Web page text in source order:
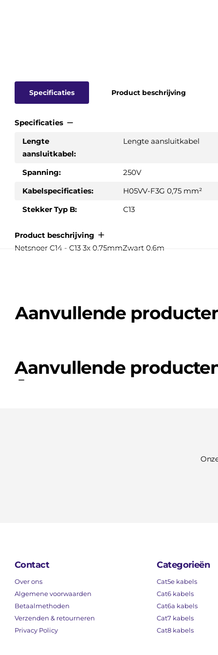
Specificaties Product beschrijving
Specificaties
Lengte
aansluitkabel:
Lengte aansluitkabel
Spanning:
250V
Kabelspecificaties:
H05VV-F3G 0,75 mm²
Stekker Typ B:
C13
Product beschrijving
Netsnoer C14 - C13 3x 0.75mmZwart 0.6m
Aanvullende
Aanvullende
Contact
Over ons
Algemene voorwaarden
Betaalmethoden
Verzenden & retourneren
Privacy Policy
Categorieën
Cat5e kabels
Cat6 kabels
Cat6a kabels
Cat7 kabels
Cat8 kabels